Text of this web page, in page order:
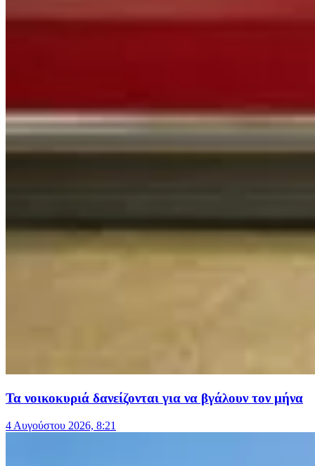
Τα νοικοκυριά δανείζονται για να βγάλουν τον μήνα
4 Αυγούστου 2026, 8:21